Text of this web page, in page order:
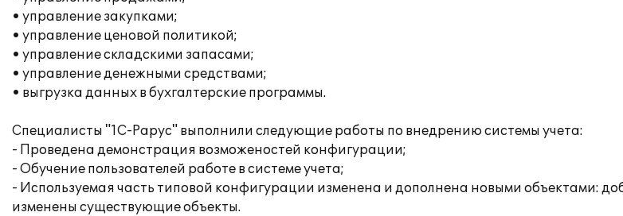
• управление закупками;
• управление ценовой политикой;
• управление складскими запасами;
• управление денежными средствами;
• выгрузка данных в бухгалтерские программы.
Специалисты "1С-Рарус" выполнили следующие работы по внедрению системы учета:
- Проведена демонстрация возможеностей конфигурации;
- Обучение пользователей работе в системе учета;
- Используемая часть типовой конфигурации изменена и дополнена новыми объектами:
изменены существующие объекты.